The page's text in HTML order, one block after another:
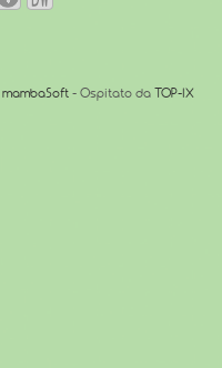
mambaSoft - Ospitato da TOP-IX